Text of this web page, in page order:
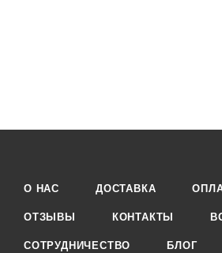
О НАС ДОСТАВКА
ОТЗЫВЫ КОНТАКТЫ
СОТРУДНИЧЕСТВО БЛОГ